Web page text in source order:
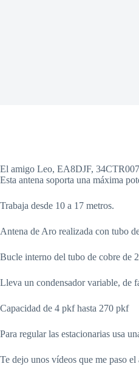
El amigo Leo, EA8DJF,
Esta antena soporta una máxima
Trabaja desde 10 a 17 metros.
Antena de Aro realizada con tubo
Bucle interno del tubo de cobre de
Lleva un condensador variable, de
Capacidad de 4 pkf hasta 270 pkf
Para regular las estacionarias usa
Te dejo unos vídeos que me paso